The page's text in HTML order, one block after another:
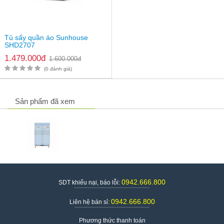
Tủ sấy quần áo Sunhouse
SHD2707
1.479.000đ 1.600.000đ
(0 đánh giá)
Sản phẩm đã xem
SDT khiếu nại, báo lỗi: 0942.666.800
Liên hệ bán sỉ: 0942.666.800
Phương thức thanh toán